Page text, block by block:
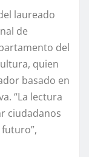
laureado
de
del
quien
basado en
“La lectura
ciudadanos